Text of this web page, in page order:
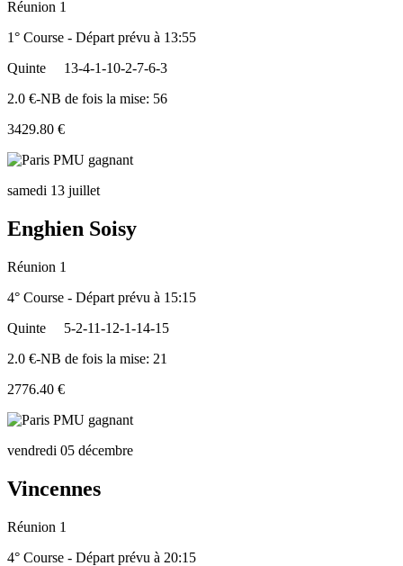
Réunion 1
1° Course - Départ prévu à 13:55
Quinte
13-4-1-10-2-7-6-3
2.0 €-NB de fois la mise: 56
3429.80 €
samedi 13 juillet
Enghien Soisy
Réunion 1
4° Course - Départ prévu à 15:15
Quinte
5-2-11-12-1-14-15
2.0 €-NB de fois la mise: 21
2776.40 €
vendredi 05 décembre
Vincennes
Réunion 1
4° Course - Départ prévu à 20:15